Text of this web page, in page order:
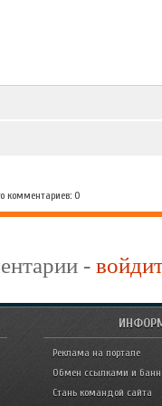
комментариев: 0
-
Реклама на портале
Обмен ссылками и
Стань командой сайта